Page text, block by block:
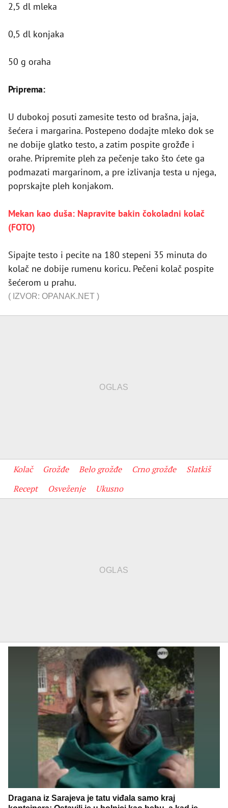
2,5 dl mleka
0,5 dl konjaka
50 g oraha
Priprema:
U dubokoj posuti zamesite testo od brašna, jaja,
šećera i margarina. Postepeno dodajte mleko dok se
ne dobije glatko testo, a zatim pospite grožđe i
orahe. Pripremite pleh za pečenje tako što ćete ga
podmazati margarinom, a pre izlivanja testa u njega,
poprskajte pleh konjakom.
Mekan kao duša: Napravite bakin čokoladni kolač
(FOTO)
Sipajte testo i pecite na 180 stepeni 35 minuta do
kolač ne dobije rumenu koricu. Pečeni kolač pospite
šećerom u prahu.
( IZVOR: OPANAK.NET )
Kolač Grožđe Belo grožđe Crno grožđe
Slatkiš
Recept
Osveženje Ukusno
Dragana iz Sarajeva je tatu viđala samo kraj